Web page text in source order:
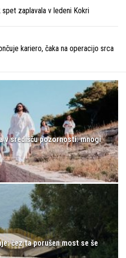
spet zaplavala v ledeni Kokri
kariero, čaka na operacijo srca
v središču pozornosti: mnogi
čez ta porušen most se še